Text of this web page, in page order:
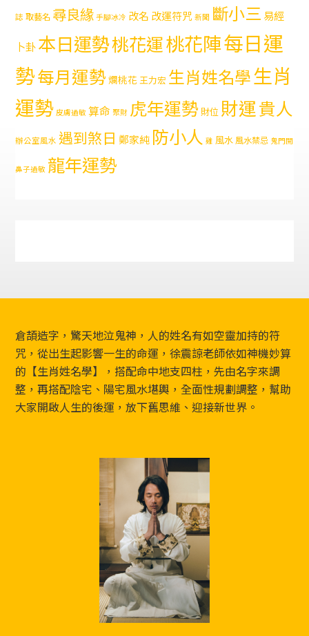
誌 取藝名 尋良緣 手腳冰冷 改名 改運符咒 新聞 斷小三易經
卜卦本日運勢桃花運桃花陣每日運
勢每月運勢 爛桃花 王力宏 生肖姓名學生肖
運勢 皮膚過敏 算命 聚財 虎年運勢 財位 財運貴人
辦公室風水 遇到煞日 鄭家純 防小人 雞 風水風水禁忌 鬼門開
鼻子過敏 龍年運勢
Footer
倉頡造字，驚天地泣鬼神，人的姓名有如空靈加持的符
咒，從出生起影響一生的命運，徐震諒老師依如神機妙算
的【生肖姓名學】，搭配命中地支四柱，先由名字來調
整，再搭配陰宅、陽宅風水堪輿，全面性規劃調整，幫助
大家開啟人生的後運，放下舊思維、迎接新世界。